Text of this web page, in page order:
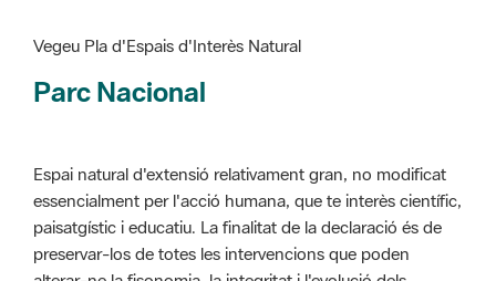
Espai natural d'extensió relativament gran, no modificat
preservar-los de totes les intervencions que poden
alterar-ne la fisonomia, la integritat i l'evolució dels
sistemes naturals. Aquesta figura ve definida en la Llei
12/1985, de 13 de juny, d'espais naturals.